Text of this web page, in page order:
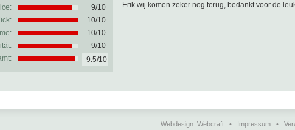
9/10
10/10
10/10
9/10
9.5/10
Erik wij komen zeker nog terug, bedankt voor de
Webdesign: Webcraft • Impressum •